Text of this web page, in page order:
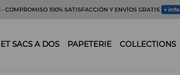
· COMPROMISO 100% SATISFACCIÓN Y ENVÍOS GRATIS + info
SACS A DOS PAPETERIE COLLECTIONS